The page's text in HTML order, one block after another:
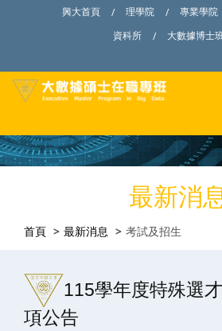
興大首頁 / 理學院 / 專業學院
資科所
/ 大數據博士
最新消
首頁 最新消息 考試及招生
115學年度特殊選
項公告